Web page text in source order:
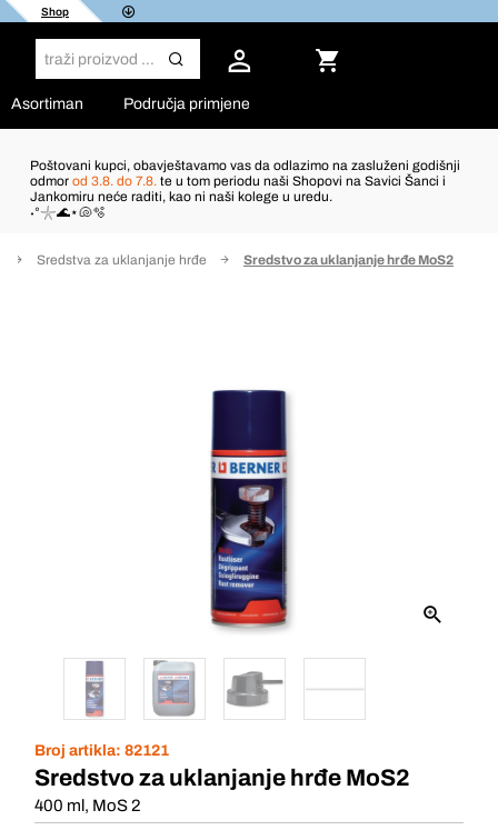
Shop
Asortiman Područja primjene
Poštovani kupci, obavještavamo vas da odlazimo na zasluženi godišnji
odmor od 3.8. do 7.8. te u tom periodu naši Shopovi na Savici Šanci i
Jankomiru neće raditi, kao ni naši kolege u uredu.
˖°𓇼🌊⋆🐚🫧
Sredstva za uklanjanje hrđe Sredstvo za uklanjanje hrđe MoS2
Broj artikla: 82121
Sredstvo za uklanjanje hrđe MoS2
400 ml, MoS 2